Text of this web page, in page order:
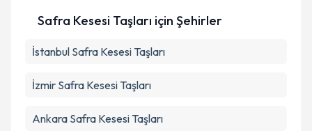
Safra Kesesi Taşları için Şehirler
İstanbul Safra Kesesi Taşları
İzmir Safra Kesesi Taşları
Ankara Safra Kesesi Taşları